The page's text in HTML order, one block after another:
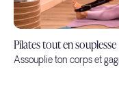
Pilates tout en souplesse
Assouplie ton corps et